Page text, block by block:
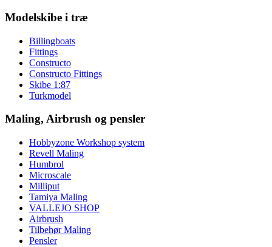
Modelskibe i træ
Billingboats
Fittings
Constructo
Constructo Fittings
Skibe 1:87
Turkmodel
Maling, Airbrush og pensler
Hobbyzone Workshop system
Revell Maling
Humbrol
Microscale
Milliput
Tamiya Maling
VALLEJO SHOP
Airbrush
Tilbehør Maling
Pensler